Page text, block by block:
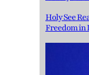
Holy See
Freedom in